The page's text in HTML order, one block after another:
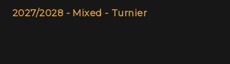
2027/2028 - Mixed - Turnier